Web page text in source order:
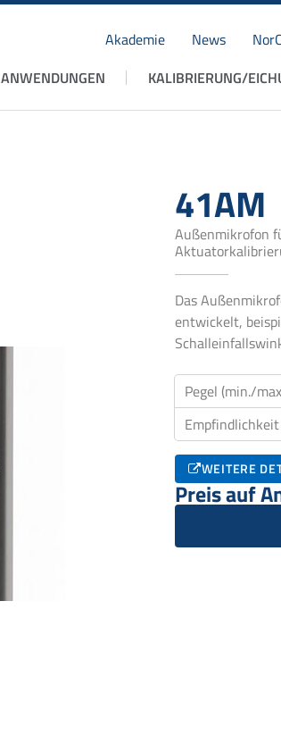
Akademie News
ANWENDUNGEN KALIBRIERUNG/
41AM
Außenmikrofon
Das
entwickelt,
Pegel (min./
Empfindlichkeit
WEITERE
Preis auf